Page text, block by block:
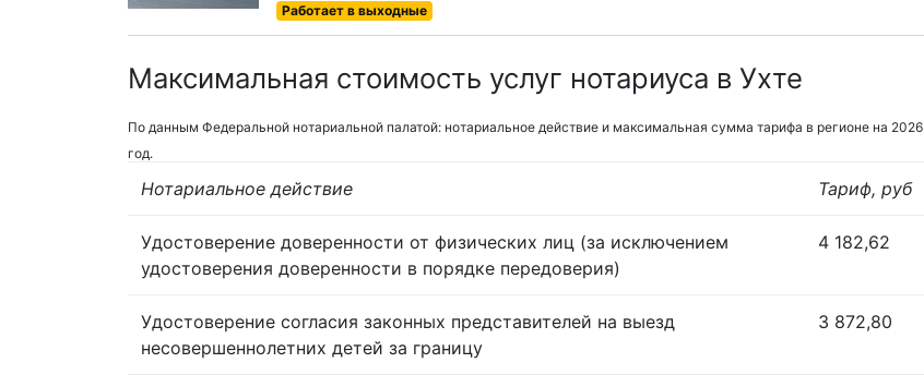
Работает в выходные
Максимальная стоимость услуг нотариуса в Ухте
По данным Федеральной нотариальной палатой: нотариальное действие и максимальная сумма тарифа в регионе на 2026
год.
Нотариальное действие Тариф, руб
Удостоверение доверенности от физических лиц (за исключением
удостоверения доверенности в порядке передоверия)
4 182,62
Удостоверение согласия законных представителей на выезд
несовершеннолетних детей за границу
3 872,80